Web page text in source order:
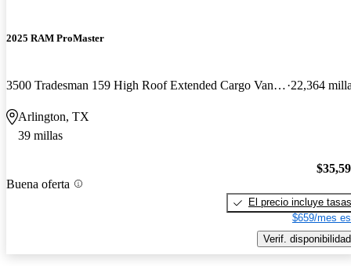
2025 RAM ProMaster
3500 Tradesman 159 High Roof Extended Cargo Van FWD 22,364
Arlington, TX
39 millas
Buena oferta
El precio incluye tasas
$659/mes
Verif. disponibilidad